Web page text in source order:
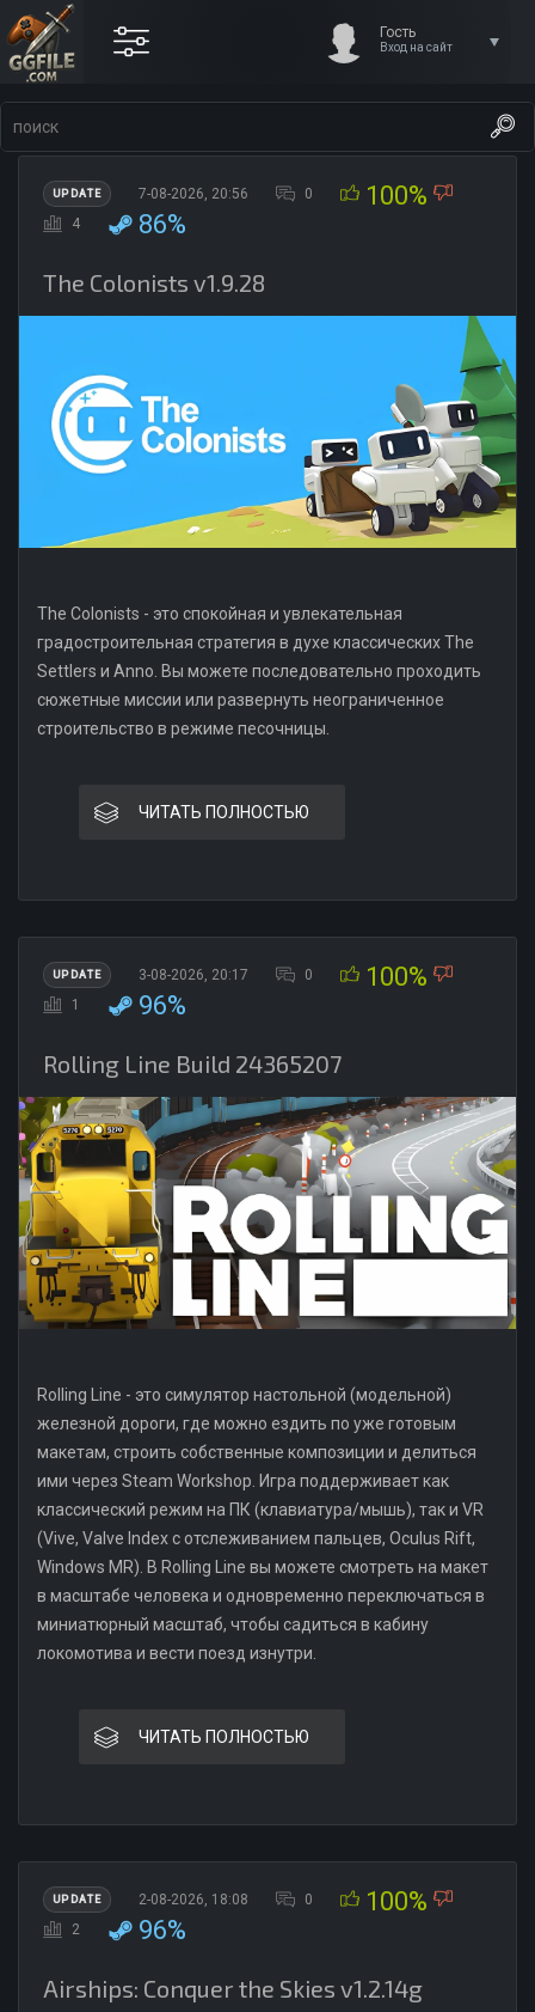
Гость
Вход на сайт
UPDATE 7-08-2026, 20:56 0 100%
4 86%
The Colonists v1.9.28
The Colonists - это спокойная и увлекательная
градостроительная стратегия в духе классических The
Settlers и Anno. Вы можете последовательно проходить
сюжетные миссии или развернуть неограниченное
строительство в режиме песочницы.
ЧИТАТЬ ПОЛНОСТЬЮ
UPDATE 3-08-2026, 20:17 0 100%
1 96%
Rolling Line Build 24365207
Rolling Line - это симулятор настольной (модельной)
железной дороги, где можно ездить по уже готовым
макетам, строить собственные композиции и делиться
ими через Steam Workshop. Игра поддерживает как
классический режим на ПК (клавиатура/мышь), так и VR
(Vive, Valve Index с отслеживанием пальцев, Oculus Rift,
Windows MR). В Rolling Line вы можете смотреть на макет
в масштабе человека и одновременно переключаться в
миниатюрный масштаб, чтобы садиться в кабину
локомотива и вести поезд изнутри.
ЧИТАТЬ ПОЛНОСТЬЮ
UPDATE 2-08-2026, 18:08 0 100%
2 96%
Airships: Conquer the Skies v1.2.14g